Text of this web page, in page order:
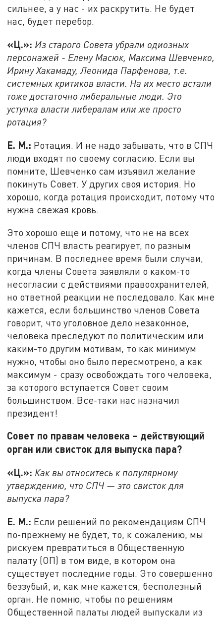
сильнее, а у нас - их раскрутить. Не будет
нас, будет перебор.
«Ц.»: Из старого Совета убрали одиозных
персонажей - Елену Масюк, Максима Шевченко,
Ирину Хакамаду, Леонида Парфенова, т.е.
системных критиков власти. На их место встали
тоже достаточно либеральные люди. Это
уступка власти либералам или же просто
ротация?
Е. М.: Ротация. И не надо забывать, что в СПЧ
люди входят по своему согласию. Если вы
помните, Шевченко сам изъявил желание
покинуть Совет. У других своя история. Но
хорошо, когда ротация происходит, потому что
нужна свежая кровь.
Это хорошо еще и потому, что не на всех
членов СПЧ власть реагирует, по разным
причинам. В последнее время были случаи,
когда члены Совета заявляли о каком-то
несогласии с действиями правоохранителей,
но ответной реакции не последовало. Как мне
кажется, если большинство членов Совета
говорит, что уголовное дело незаконное,
человека преследуют по политическим или
каким-то другим мотивам, то как минимум
нужно, чтобы оно было пересмотрено, а как
максимум - сразу освобождать того человека,
за которого вступается Совет своим
большинством. Все-таки нас назначил
президент!
Совет по правам человека – действующий
орган или свисток для выпуска пара?
«Ц.»: Как вы относитесь к популярному
утверждению, что СПЧ — это свисток для
выпуска пара?
Е. М.: Если решений по рекомендациям СПЧ
по-прежнему не будет, то, к сожалению, мы
рискуем превратиться в Общественную
палату (ОП) в том виде, в котором она
существует последние годы. Это совершенно
беззубый, и, как мне кажется, бесполезный
орган. Не помню, чтобы по решениям
Общественной палаты людей выпускали из